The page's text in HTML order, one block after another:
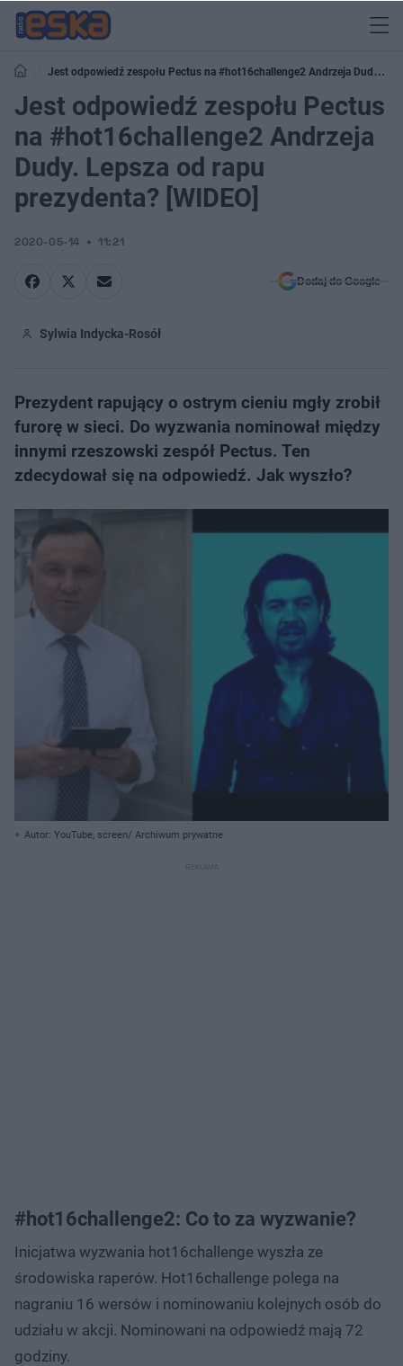
Jest odpowiedź zespołu Pectus na #hot16challenge2 Andrzeja Dudy.
Lepsza od rapu prezydenta? [WIDEO]
Jest odpowiedź zespołu Pectus
na #hot16challenge2 Andrzeja
Dudy. Lepsza od rapu
prezydenta? [WIDEO]
2020-05-14 11:21
Dodaj do Google
Sylwia Indycka-Rosół
Prezydent rapujący o ostrym cieniu mgły zrobił
furorę w sieci. Do wyzwania nominował między
innymi rzeszowski zespół Pectus. Ten
zdecydował się na odpowiedź. Jak wyszło?
Autor: YouTube, screen/ Archiwum prywatne
#hot16challenge2: Co to za wyzwanie?
Inicjatwa wyzwania hot16challenge wyszła ze
środowiska raperów. Hot16challenge polega na
nagraniu 16 wersów i nominowaniu kolejnych osób do
udziału w akcji. Nominowani na odpowiedź mają 72
godziny.